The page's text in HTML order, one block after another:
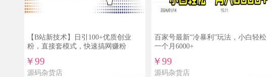
【B站新技术】日引100+优质创业
粉，直接套模式，快速搞网赚粉
￥99
源码杂货店
百家号最新“冷暴利”玩法，小白轻松
一个月6000+
￥99
源码杂货店